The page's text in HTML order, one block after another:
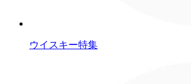
ウイスキー特集